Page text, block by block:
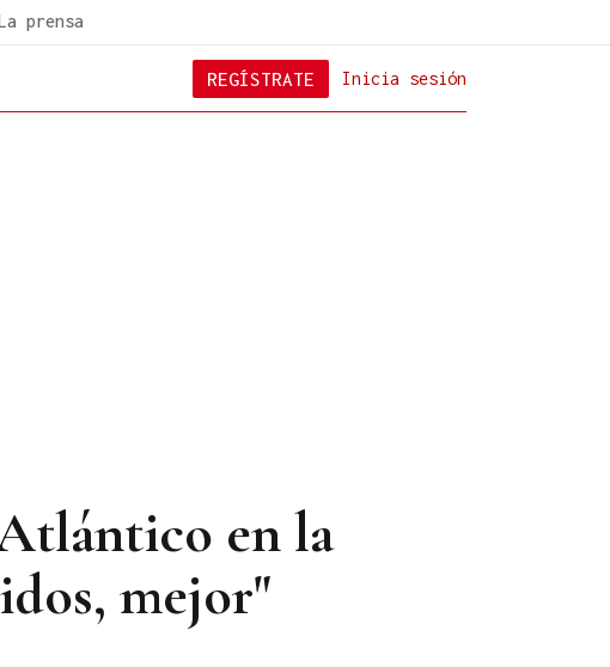
prensa
Inicia sesión
REGÍSTRATE
en la
mejor"